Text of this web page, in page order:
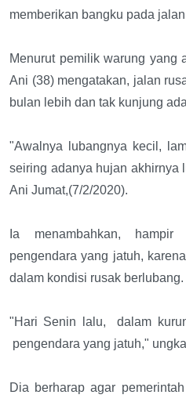
memberikan bangku pada
Menurut pemilik warung yang
Ani (38) mengatakan, jalan
bulan lebih dan tak kunjung
"Awalnya lubangnya kecil,
seiring adanya hujan akhirnya
Ani Jumat,(7/2/2020).
Ia menambahkan,
pengendara yang jatuh,
dalam kondisi rusak berlubang.
"Hari Senin lalu, dalam
pengendara yang jatuh,"
Dia berharap agar